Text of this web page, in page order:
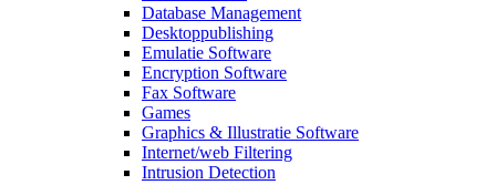
Database Management
Desktoppublishing
Emulatie Software
Encryption Software
Fax Software
Games
Graphics & Illustratie Software
Internet/web Filtering
Intrusion Detection